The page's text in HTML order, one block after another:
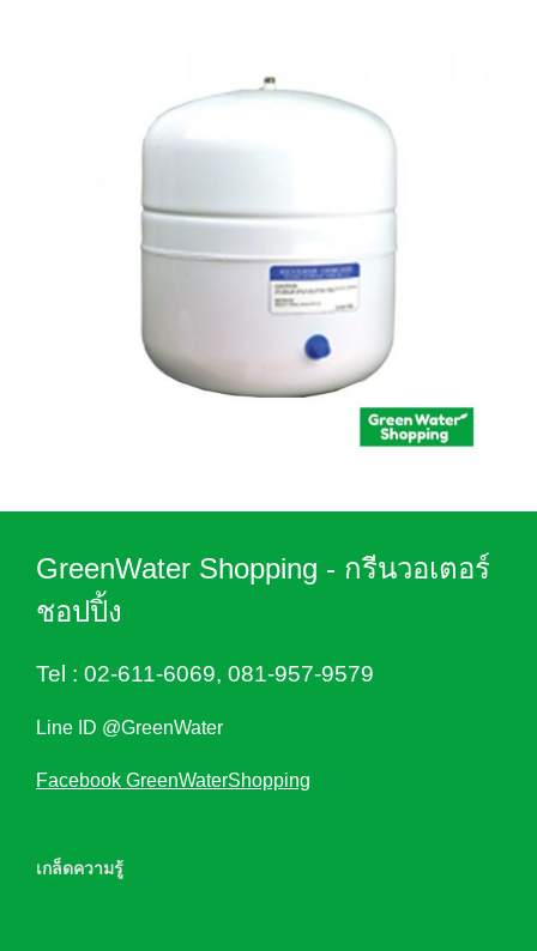
GreenWater Shopping - กรีนวอเตอร์
ชอปปิ้ง
Tel : 02-611-6069, 081-957-9579
Line ID @GreenWater
Facebook GreenWaterShopping
เกล็ดความรู้